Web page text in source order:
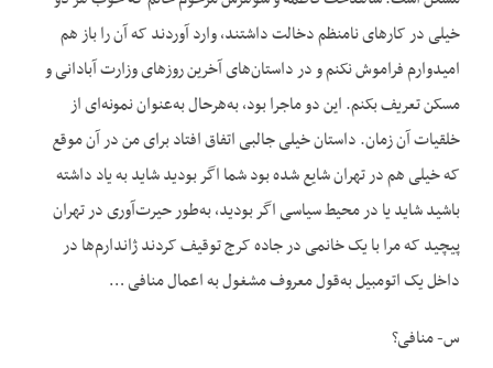
خیلی در کارهای نامنظم دخالت داشتند، وارد آوردند که آن را باز هم
امیدوارم فراموش نکنم و در داستان‌های آخرین روزهای وزارت آبادانی و
مسکن تعریف بکنم. این دو ماجرا بود، به‌هرحال به‌عنوان نمونه‌ای از
خلقیات آن زمان. داستان خیلی جالبی اتفاق افتاد برای من در آن موقع
که خیلی هم در تهران شایع شده بود شما اگر بودید شاید به یاد داشته
باشید شاید یا در محیط سیاسی اگر بودید، به‌طور حیرت‌آوری در تهران
پیچید که مرا با یک خانمی در جاده کرج توقیف کردند ژاندارم‌ها در
داخل یک اتومبیل به‌قول معروف مشغول به اعمال منافی …
س- منافی؟